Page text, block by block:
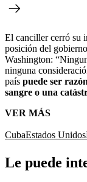
El canciller cerró su
posición del
Washington:
ninguna
país puede ser
sangre o una
VER MÁS
CubaEstados Unidos
Le puede